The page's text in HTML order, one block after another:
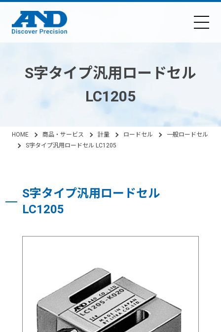
S字タイプ汎用ロードセル
LC1205
HOME 商品・サービス 計量 ロードセル
一般ロードセル
S字タイプ汎用ロードセル LC1205
S字タイプ汎用ロードセル
LC1205